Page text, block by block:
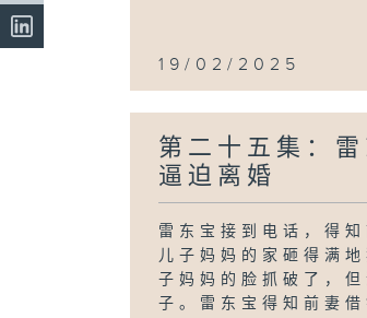
19/02/2025
第二十五集：
逼迫离婚
雷东宝接到电话，得
儿子妈妈的家砸得满
子妈妈的脸抓破了，但
子。雷东宝得知前妻借